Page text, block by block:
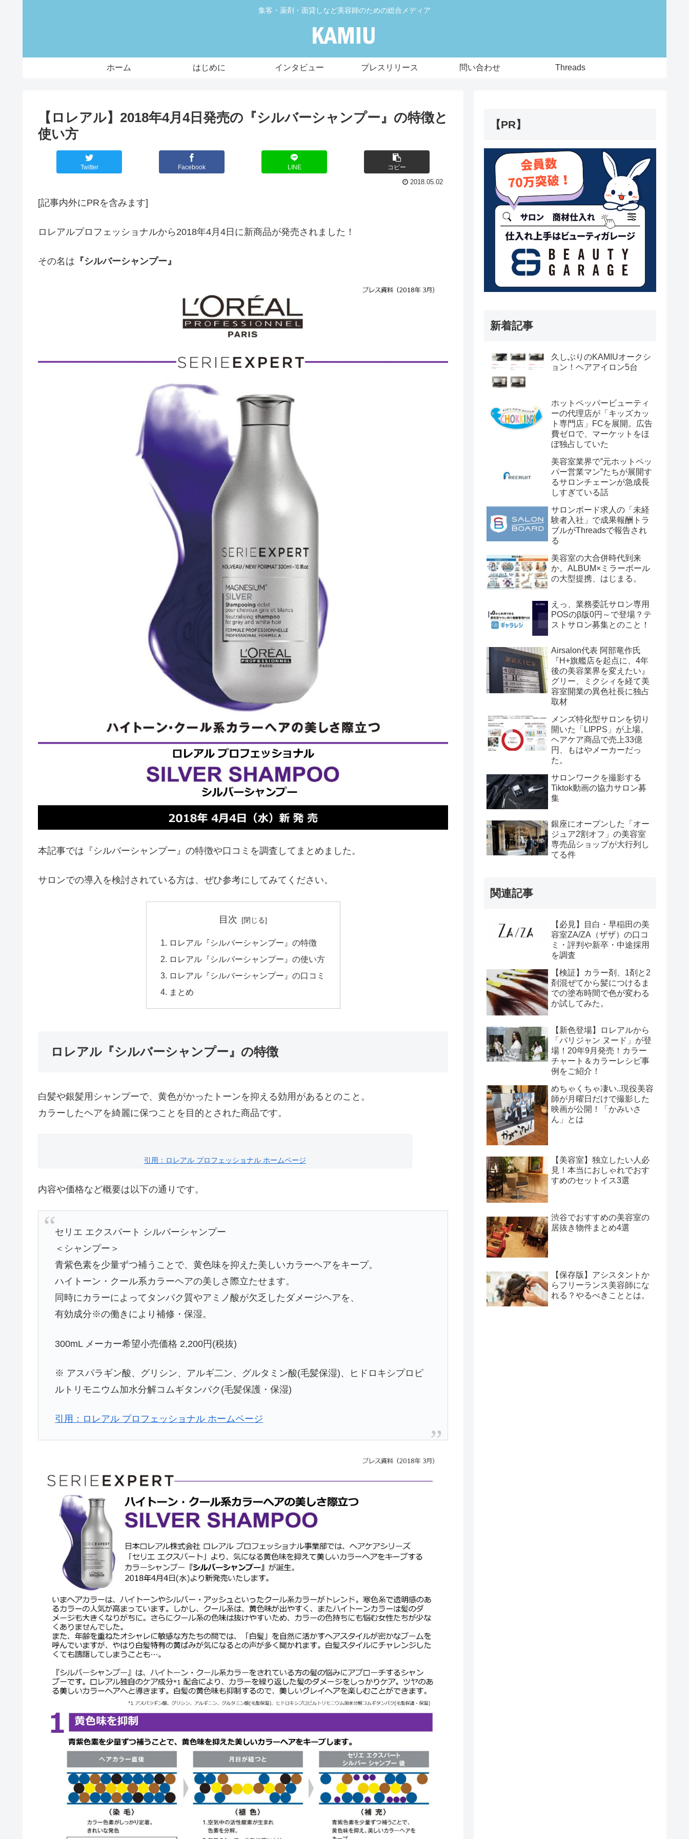
集客・薬剤・面貸しなど美容師のための総合メディア
ホーム はじめに インタビュー プレスリリース 問い合わせ Threads
【ロレアル】2018年4月4日発売の『シルバーシャンプー』の特徴と
使い方
Twitter Facebook LINE コピー
2018.05.02
[記事内外にPRを含みます]
ロレアルプロフェッショナルから2018年4月4日に新商品が発売されました！
その名は 『シルバーシャンプー』
本記事では『シルバーシャンプー』の特徴や口コミを調査してまとめました。
サロンでの導入を検討されている方は、ぜひ参考にしてみてください。
目次
ロレアル『シルバーシャンプー』の特徴
ロレアル『シルバーシャンプー』の使い方
ロレアル『シルバーシャンプー』の口コミ
まとめ
ロレアル『シルバーシャンプー』の特徴
白髪や銀髪用シャンプーで、黄色がかったトーンを抑える効用があるとのこと。
カラーしたヘアを綺麗に保つことを目的とされた商品です。
引用：ロレアル プロフェッショナル ホームページ
内容や価格など概要は以下の通りです。
セリエ エクスパート シルバーシャンプー
＜シャンプー＞
青紫色素を少量ずつ補うことで、黄色味を抑えた美しいカラーヘアをキープ。
ハイトーン・クール系カラーヘアの美しさ際立たせます。
同時にカラーによってタンパク質やアミノ酸が欠乏したダメージヘアを、
有効成分※の働きにより補修・保湿。
300mL メーカー希望小売価格 2,200円(税抜)
※ アスパラギン酸、グリシン、アルギ二ン、グルタミン酸(毛髪保湿)、ヒドロキシプロピ
ルトリモニウム加水分解コムギタンパク(毛髪保護・保湿)
引用：ロレアル プロフェッショナル ホームページ
【PR】
新着記事
久しぶりのKAMIUオークシ
ョン！ヘアアイロン5台
ホットペッパービューティ
ーの代理店が「キッズカッ
ト専門店」FCを展開。広告
費ゼロで、マーケットをほ
ぼ独占していた
美容室業界で”元ホットペッ
パー営業マン”たちが展開す
るサロンチェーンが急成長
しすぎている話
サロンボード求人の「未経
験者入社」で成果報酬トラ
ブルがThreadsで報告され
る
美容室の大合併時代到来
か。ALBUM×ミラーボール
の大型提携、はじまる。
えっ、業務委託サロン専用
POSのβ版0円～で登場？テ
ストサロン募集とのこと！
Airsalon代表 阿部竜作氏
『H+旗艦店を起点に、4年
後の美容業界を変えたい』
グリー、ミクシィを経て美
容室開業の異色社長に独占
取材
メンズ特化型サロンを切り
開いた「LIPPS」が上場。
ヘアケア商品で売上33億
円、もはやメーカーだっ
た。
サロンワークを撮影する
Tiktok動画の協力サロン募
集
銀座にオープンした「オー
ジュア2割オフ」の美容室
専売品ショップが大行列し
てる件
関連記事
【必見】目白・早稲田の美
容室ZA/ZA（ザザ）の口コ
ミ・評判や新卒・中途採用
を調査
【検証】カラー剤、1剤と2
剤混ぜてから髪につけるま
での塗布時間で色が変わる
か試してみた。
【新色登場】ロレアルから
「パリジャン ヌード」が登
場！20年9月発売！カラー
チャート＆カラーレシピ事
例をご紹介！
めちゃくちゃ凄い..現役美容
師が月曜日だけで撮影した
映画が公開！「かみいさ
ん」とは
【美容室】独立したい人必
見！本当におしゃれでおす
すめのセットイス3選
渋谷でおすすめの美容室の
居抜き物件まとめ4選
【保存版】アシスタントか
らフリーランス美容師にな
れる？やるべきこととは。